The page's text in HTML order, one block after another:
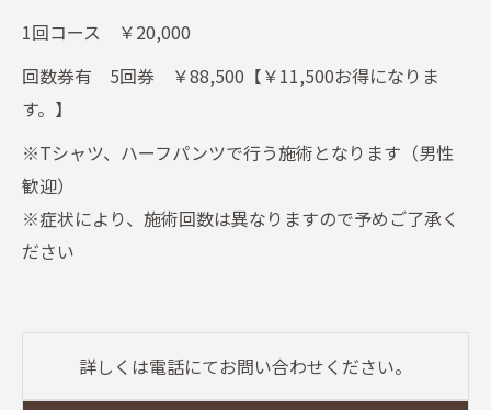
1回コース ￥20,000
回数券有 5回券 ￥88,500【￥11,500お得になりま
す。】
※Tシャツ、ハーフパンツで行う施術となります（男性
歓迎）
※症状により、施術回数は異なりますので予めご了承く
ださい
詳しくは電話にてお問い合わせください。